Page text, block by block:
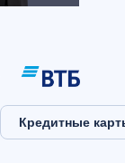
Кредитные